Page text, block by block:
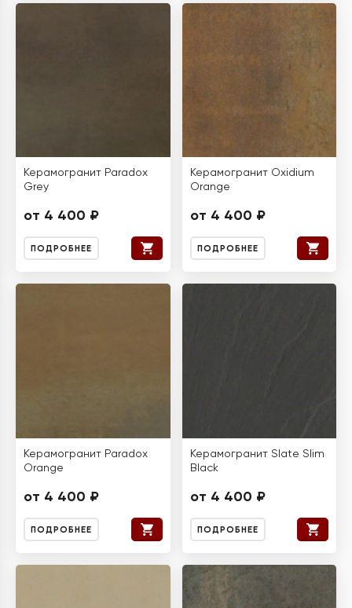
Керамогранит Paradox
Grey
от 4 400 ₽
ПОДРОБНЕЕ
Керамогранит Oxidium
Orange
от 4 400 ₽
ПОДРОБНЕЕ
Керамогранит Paradox
Orange
от 4 400 ₽
ПОДРОБНЕЕ
Керамогранит Slate Slim
Black
от 4 400 ₽
ПОДРОБНЕЕ